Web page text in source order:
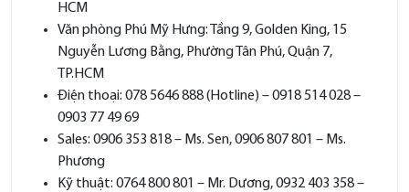
HCM
Văn phòng Phú Mỹ Hưng: Tầng 9, Golden King, 15
Nguyễn Lương Bằng, Phường Tân Phú, Quận 7,
TP.HCM
Điện thoại: 078 5646 888 (Hotline) – 0918 514 028 –
0903 77 49 69
Sales: 0906 353 818 – Ms. Sen, 0906 807 801 – Ms.
Phương
Kỹ thuật: 0764 800 801 – Mr. Dương, 0932 403 358 –